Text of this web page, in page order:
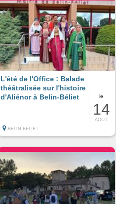
le
14
AOUT
L'été de l'Office : Balade
théâtralisée sur l'histoire
d'Aliénor à Belin-Béliet
BELIN-BELIET